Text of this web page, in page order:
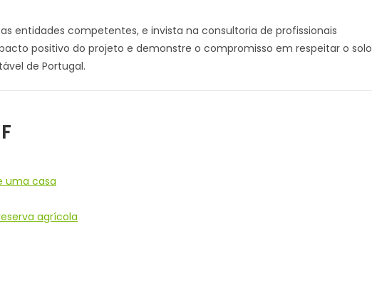
entidades competentes, e invista na consultoria de profissionais
positivo do projeto e demonstre o compromisso em respeitar o solo
de Portugal.
uma casa
agrícola